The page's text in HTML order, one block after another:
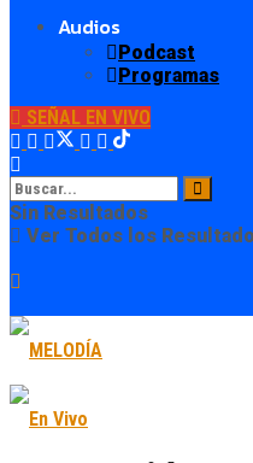
Audios
Podcast
Programas
SEÑAL EN VIVO
Sin Resultados
Ver Todos los